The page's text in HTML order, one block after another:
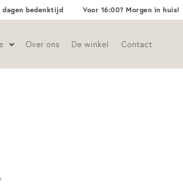
dagen bedenktijd Voor 16:00? Morgen in huis!
Over ons De winkel Contact